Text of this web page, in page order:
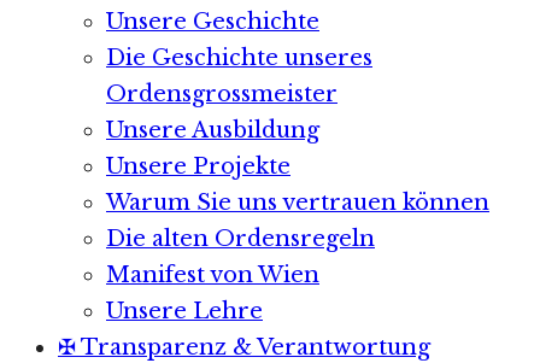
Unsere Geschichte
Die Geschichte unseres
Ordensgrossmeister
Unsere Ausbildung
Unsere Projekte
Warum Sie uns vertrauen können
Die alten Ordensregeln
Manifest von Wien
Unsere Lehre
✠ Transparenz & Verantwortung